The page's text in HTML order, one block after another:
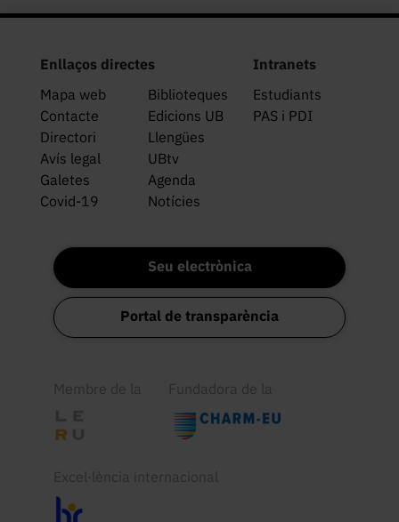
Enllaços directes
Mapa web
Biblioteques
Contacte
Edicions UB
Directori
Llengües
Avís legal
UBtv
Galetes
Agenda
Covid-19
Notícies
Intranets
Estudiants
PAS i PDI
Seu electrònica
Portal de transparència
Membre de la Fundadora de la
Excel·lència internacional